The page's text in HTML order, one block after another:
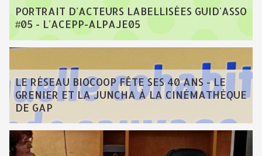
PORTRAIT D'ACTEURS LABELLISÉES GUID'ASSO
#05 - L'ACEPP-ALPAJE05
LE RÉSEAU BIOCOOP FÊTE SES 40 ANS - LE
GRENIER ET LA JUNCHA À LA CINÉMATHÈQUE
DE GAP